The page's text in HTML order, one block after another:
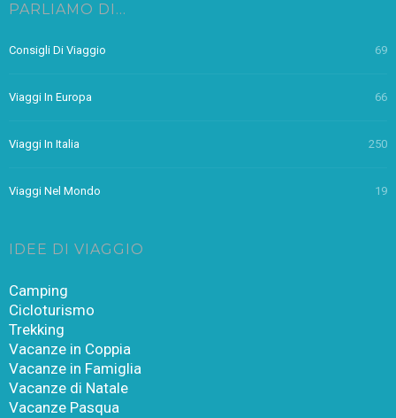
PARLIAMO DI…
Consigli Di Viaggio 69
Viaggi In Europa 66
Viaggi In Italia 250
Viaggi Nel Mondo 19
IDEE DI VIAGGIO
Camping
Cicloturismo
Trekking
Vacanze in Coppia
Vacanze in Famiglia
Vacanze di Natale
Vacanze Pasqua